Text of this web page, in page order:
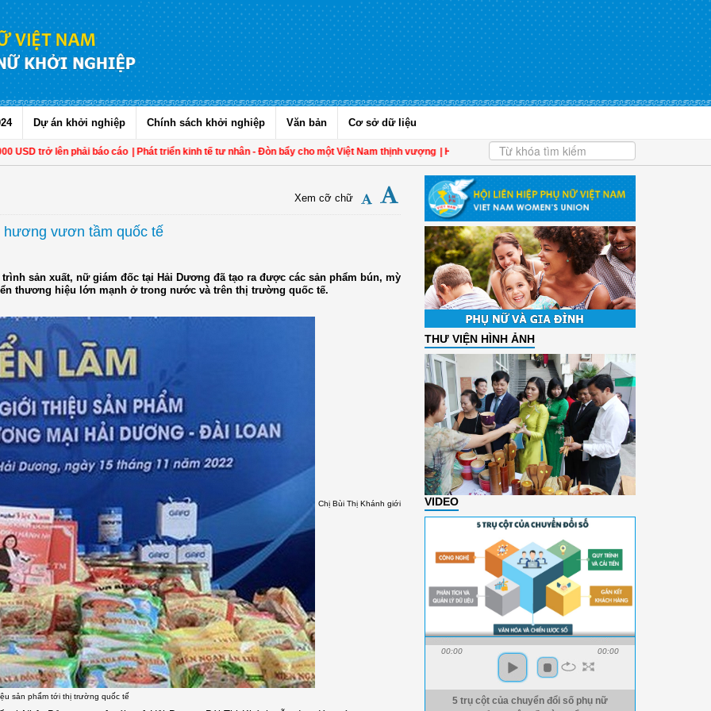
Dự án khởi nghiệp Chính sách khởi nghiệp Văn bản Cơ sở dữ liệu
lên phải báo cáo | Phát triển kinh tế tư nhân - Đòn bẩy cho một Việt Nam thịnh vượng | Hội LHPN tỉnh Kiên Giang biểu dương phụ nữ tiêu biểu trong tham
Xem cỡ chữ
hương vươn tầm quốc tế
sản xuất, nữ giám đốc tại Hải Dương đã tạo ra được các sản phẩm bún, mỳ
thương hiệu lớn mạnh ở trong nước và trên thị trường quốc tế.
Chị Bùi Thị Khánh giới
sản phẩm tới thị trường quốc tế
THƯ VIỆN HÌNH ẢNH
VIDEO
00:00 00:00
5 trụ cột của chuyển đổi số phụ nữ